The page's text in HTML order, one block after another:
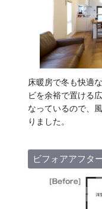
床暖房で冬も快適
ビを余裕で置ける
なっているので、
りました。
ビフォアアフタ